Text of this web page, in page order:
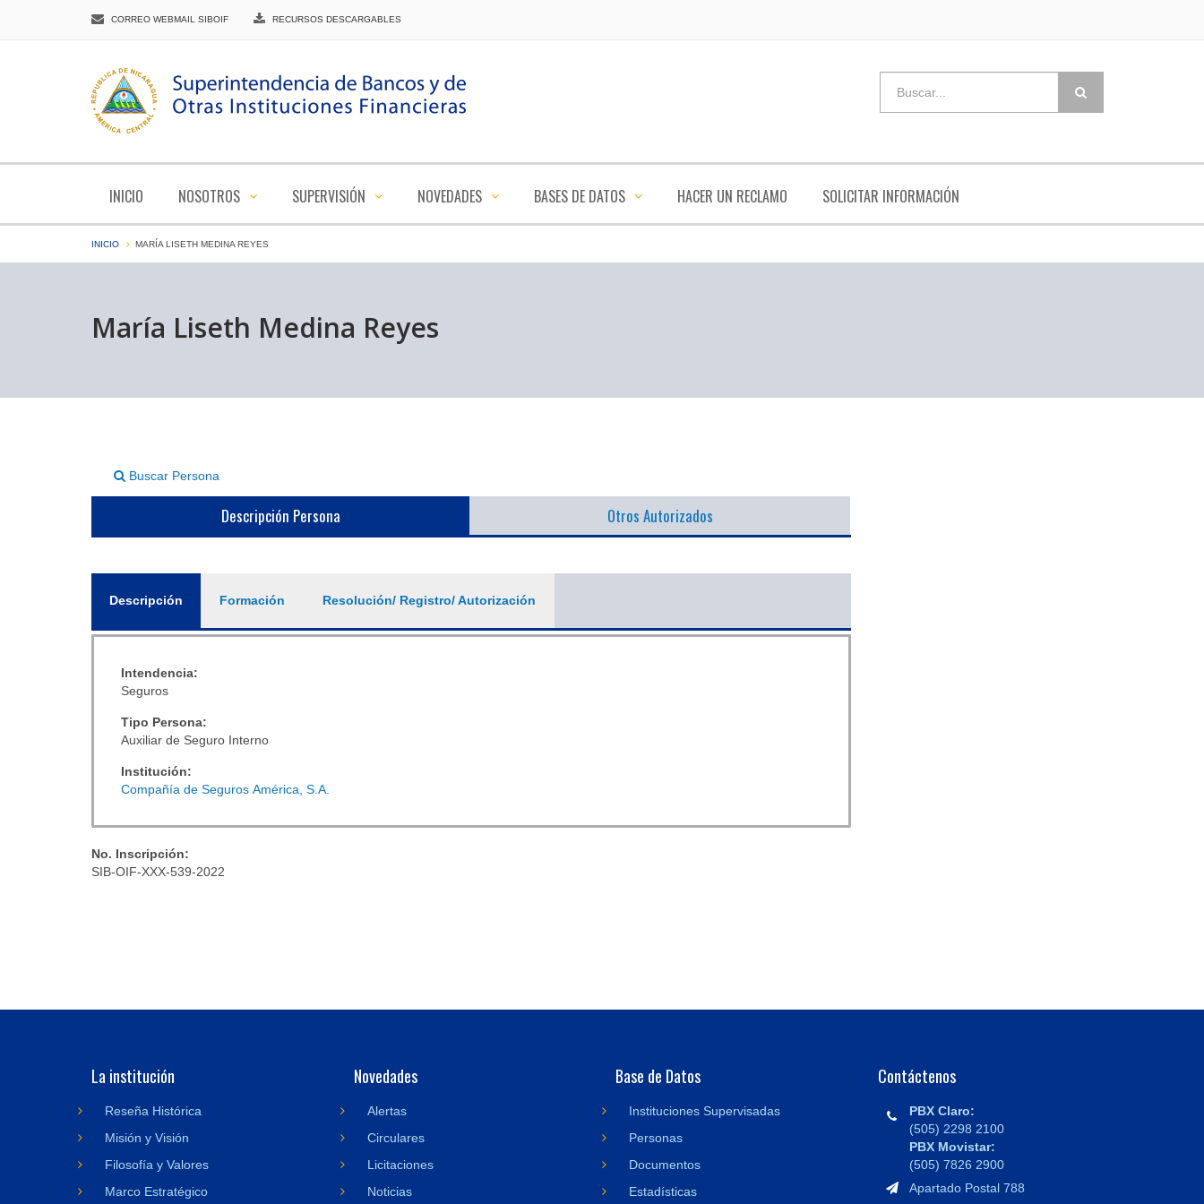
CORREO WEBMAIL SIBOIF RECURSOS DESCARGABLES
INICIO NOSOTROS SUPERVISIÓN NOVEDADES BASES DE DATOS HACER UN RECLAMO SOLICITAR INFORMACIÓN
INICIO MARÍA LISETH MEDINA REYES
María Liseth Medina Reyes
Buscar Persona
Descripción Persona Otros Autorizados
Descripción (solapaFormación Resolución/ Registro/ Autorización
Intendencia:
Seguros
Tipo Persona:
Auxiliar de Seguro Interno
Institución:
Compañía de Seguros América, S.A.
No. Inscripción:
SIB-OIF-XXX-539-2022
La institución
Reseña Histórica
Misión y Visión
Filosofía y Valores
Marco Estratégico
Novedades
Alertas
Circulares
Licitaciones
Noticias
Base de Datos
Instituciones Supervisadas
Personas
Documentos
Estadísticas
Contáctenos
PBX Claro:
(505) 2298 2100
PBX Movistar:
(505) 7826 2900
Apartado Postal 788